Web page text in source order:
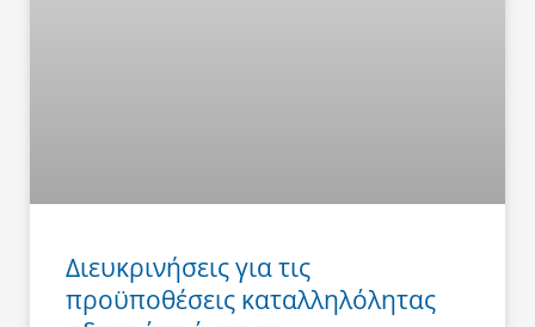
Διευκρινήσεις για τις
προϋποθέσεις καταλληλόλητας